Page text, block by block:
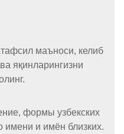
маъноси, келиб
яқинларингизни
формы узбекских
имени и имён близких.